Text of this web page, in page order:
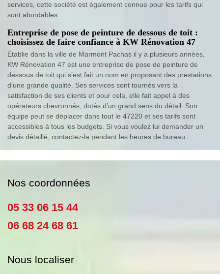
services, cette société est également connue pour les tarifs qui
sont abordables.
Entreprise de pose de peinture de dessous de toit :
choisissez de faire confiance à KW Rénovation 47
Établie dans la ville de Marmont Pachas il y a plusieurs années,
KW Rénovation 47 est une entreprise de pose de peinture de
dessous de toit qui s’est fait un nom en proposant des prestations
d’une grande qualité. Ses services sont tournés vers la
satisfaction de ses clients et pour cela, elle fait appel à des
opérateurs chevronnés, dotés d’un grand sens du détail. Son
équipe peut se déplacer dans tout le 47220 et ses tarifs sont
accessibles à tous les budgets. Si vous voulez lui demander un
devis détaillé, contactez-la pendant les heures de bureau.
Nos coordonnées
05 33 06 15 44
06 68 24 68 61
Nous localiser